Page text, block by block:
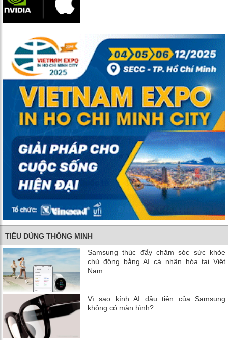
TIÊU DÙNG THÔNG MINH
Samsung thúc đẩy chăm sóc sức khỏe
chủ động bằng AI cá nhân hóa tại Việt
Nam
Vì sao kính AI đầu tiên của Samsung
không có màn hình?